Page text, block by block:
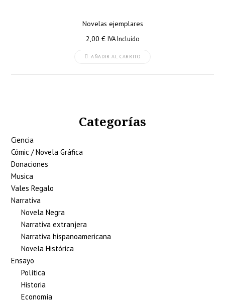
Novelas ejemplares
2,00 € IVA Incluido
AÑADIR AL CARRITO
Categorías
Ciencia
Cómic / Novela Gráfica
Donaciones
Musica
Vales Regalo
Narrativa
Novela Negra
Narrativa extranjera
Narrativa hispanoamericana
Novela Histórica
Ensayo
Política
Historia
Economía